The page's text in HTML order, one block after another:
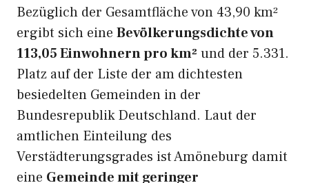
Bezüglich der Gesamtfläche von 43,90 km²
ergibt sich eine Bevölkerungsdichte von
113,05 Einwohnern pro km² und der 5.331.
Platz auf der Liste der am dichtesten
besiedelten Gemeinden in der
Bundesrepublik Deutschland. Laut der
amtlichen Einteilung des
Verstädterungsgrades ist Amöneburg damit
eine Gemeinde mit geringer